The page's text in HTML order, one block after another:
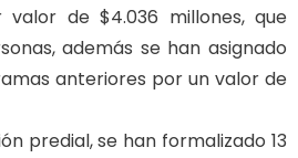
valor de $4.036 millones, que
además se han asignado
anteriores por un valor de
predial, se han formalizado 13